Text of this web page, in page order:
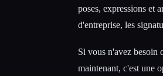
poses, expressions et
d'entreprise, les
Si vous n'avez besoin
maintenant, c'est une